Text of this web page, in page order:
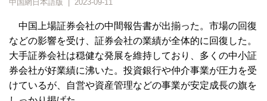
中国網日本語版 | 2023-09-11
中国上場証券会社の中間報告書が出揃った。市場の回復
などの影響を受け、証券会社の業績が全体的に回復した。
大手証券会社は穏健な発展を維持しており、多くの中小証
券会社が好業績に沸いた。投資銀行や仲介事業が圧力を受
けているが、自営や資産管理などの事業が安定成長の旗を